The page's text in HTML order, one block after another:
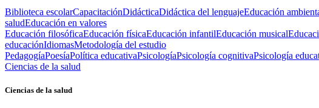
Biblioteca escolarCapacitaciónDidácticaDidáctica del lenguajeEducación
saludEducación en valores
Educación filosóficaEducación físicaEducación infantilEducación musical
educaciónIdiomasMetodología del estudio
PedagogíaPoesíaPolítica educativaPsicologíaPsicología cognitivaPsicología
Ciencias de la salud
Ciencias de la salud